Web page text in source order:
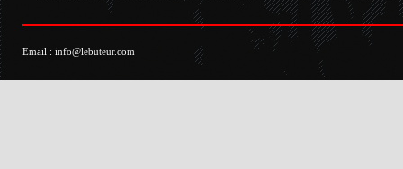
Email : info@lebuteur.com